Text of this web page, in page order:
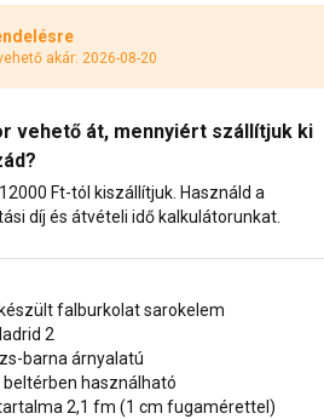
akár: 2026-08-20
vehető át, mennyiért szállítjuk ki
Ft-tól kiszállítjuk. Használd a
díj és átvételi idő kalkulátorunkat.
falburkolat sarokelem
2
barna árnyalatú
beltérben használható
2,1 fm (1 cm fugamérettel)